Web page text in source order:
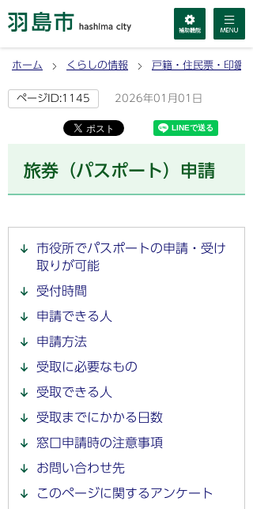
ホーム くらしの情報 戸籍・住民票・印鑑
ページID:1145 2026年01月01日
旅券（パスポート）申請
市役所でパスポートの申請・受け
取りが可能
受付時間
申請できる人
申請方法
受取に必要なもの
受取できる人
受取までにかかる日数
窓口申請時の注意事項
お問い合わせ先
このページに関するアンケート